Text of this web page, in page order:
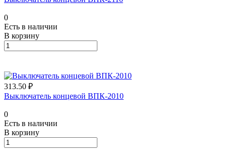
0
Есть в наличии
В корзину
313.50 ₽
Выключатель концевой ВПК-2010
0
Есть в наличии
В корзину